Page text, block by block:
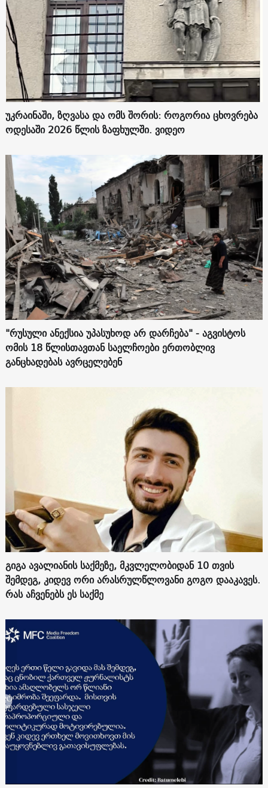
უკრაინაში, ზღვასა და ომს შორის: როგორია ცხოვრება
ოდესაში 2026 წლის ზაფხულში. ვიდეო
"რუსული ანექსია უპასუხოდ არ დარჩება" - აგვისტოს
ომის 18 წლისთავთან საელჩოები ერთობლივ
განცხადებას ავრცელებენ
გიგა ავალიანის საქმეზე, მკვლელობიდან 10 თვის
შემდეგ, კიდევ ორი არასრულწლოვანი გოგო დააკავეს.
რას აჩვენებს ეს საქმე